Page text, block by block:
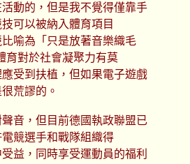
動的，但是我不覺得僅靠手
可以被納入體育項目
比喻為「只是放著音樂織毛
育對於社會凝聚力有莫
受到扶植，但如果電子遊戲
荒謬的。
音，但目前德國執政聯盟已
競選手和戰隊組織得
益，同時享受運動員的福利